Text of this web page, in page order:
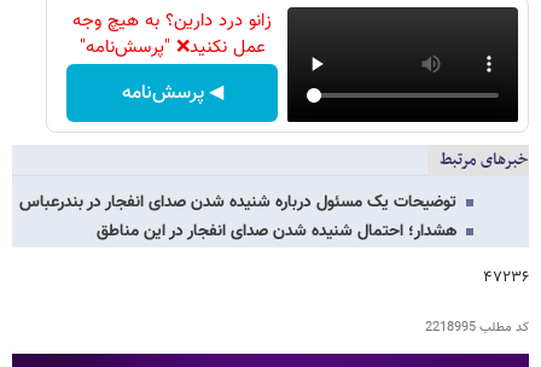
زانو درد دارین؟ به هیچ وجه
عمل نکنید❌ "پرسش‌نامه"
◀ پرسش‌نامه
خبرهای مرتبط
توضیحات یک مسئول درباره شنیده شدن صدای انفجار در بندرعباس
هشدار؛ احتمال شنیده شدن صدای انفجار در این مناطق
۴۷۲۳۶
کد مطلب2218995